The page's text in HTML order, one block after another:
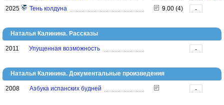
2025
Тень колдуна 9.00 (4) -
Наталья Калинина. Рассказы
2011 Упущенная возможность -
Наталья Калинина. Документальные произведения
2008 Азбука испанских будней -